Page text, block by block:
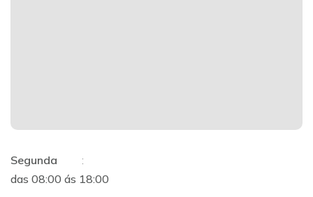
Segunda
:
das 08:00 ás 18:00